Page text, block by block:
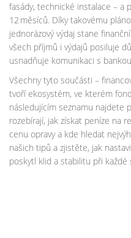
fasády, technické instalace – a
12 měsíců. Díky takovému
jednorázový výdaj stane
všech příjmů i výdajů posiluje
usnadňuje komunikaci s
Všechny tyto součásti –
tvoří ekosystém, ve kterém
následujícím seznamu najdete
rozebírají, jak získat peníze na
cenu opravy a kde hledat
našich tipů a zjistěte, jak
poskytl klid a stabilitu při každé